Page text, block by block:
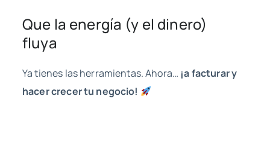
Que la energía (y el dinero)
fluya
Ya tienes las herramientas. Ahora… ¡a facturar y
hacer crecer tu negocio!